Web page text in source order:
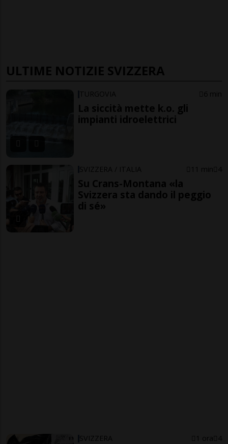
ULTIME NOTIZIE SVIZZERA
TURGOVIA 6 min
La siccità mette k.o. gli
impianti idroelettrici
SVIZZERA / ITALIA 11 min 4
Su Crans-Montana «la
Svizzera sta dando il peggio
di sé»
SVIZZERA 1 ora 4